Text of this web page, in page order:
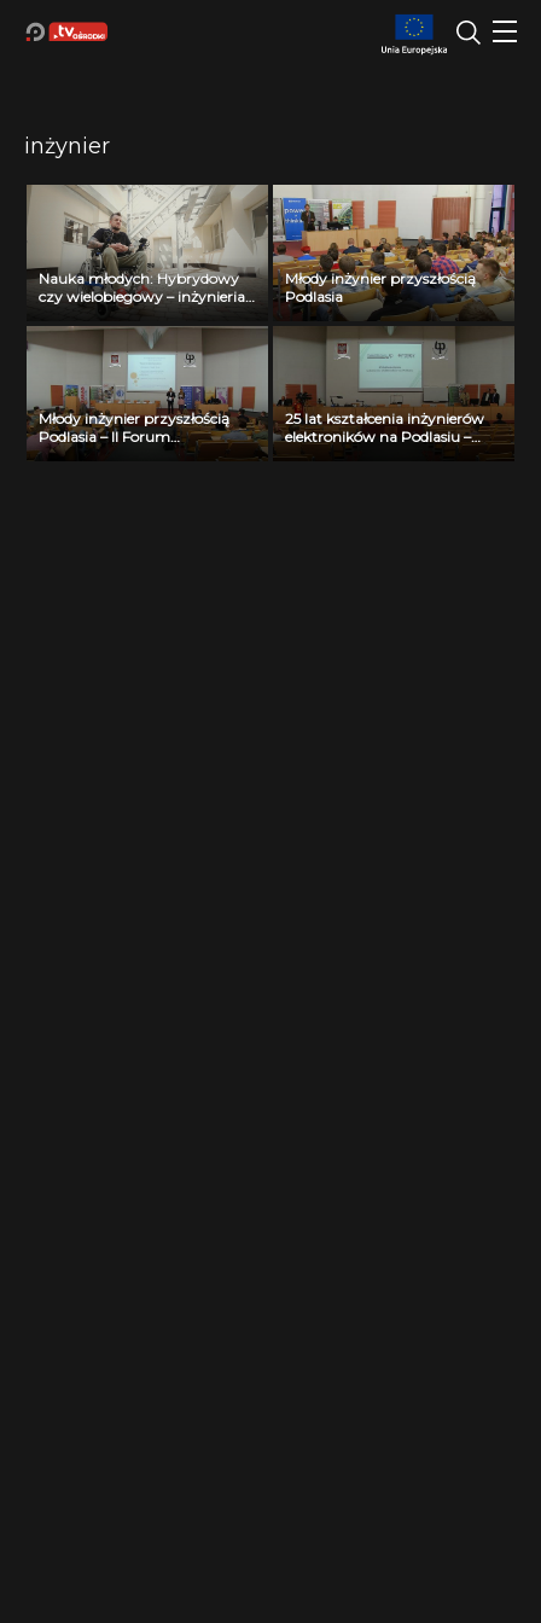
inżynier
Nauka młodych: Hybrydowy
czy wielobiegowy – inżynieria
na wózkach osadzona
Młody inżynier przyszłością
Podlasia
Młody inżynier przyszłością
Podlasia – II Forum
Pracodawców
25 lat kształcenia inżynierów
elektroników na Podlasiu –
uroczystość